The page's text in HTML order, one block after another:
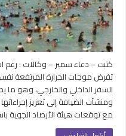
كتبت – دعاء سمير – وكالات : رغم
تفرض موجات الحرارة المرتفعة
السفر الداخلي والخارجي، وهو ما
ومنشآت الضيافة إلى تعزيز
مع توقعات هيئة الأرصاد الجوية